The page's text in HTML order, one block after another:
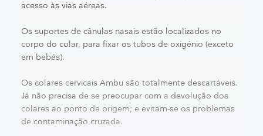
acesso às vias aéreas.
Os suportes de cânulas nasais estão localizados no
corpo do colar, para fixar os tubos de oxigénio (exceto
em bebés).
Os colares cervicais Ambu são totalmente descartáveis.
Já não precisa de se preocupar com a devolução dos
colares ao ponto de origem; e evitam-se os problemas
de contaminação cruzada.